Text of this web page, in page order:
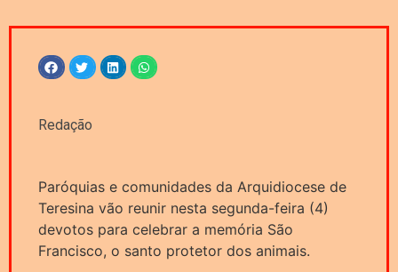
Redação
Paróquias e comunidades da Arquidiocese de
Teresina vão reunir nesta segunda-feira (4)
devotos para celebrar a memória São
Francisco, o santo protetor dos animais.